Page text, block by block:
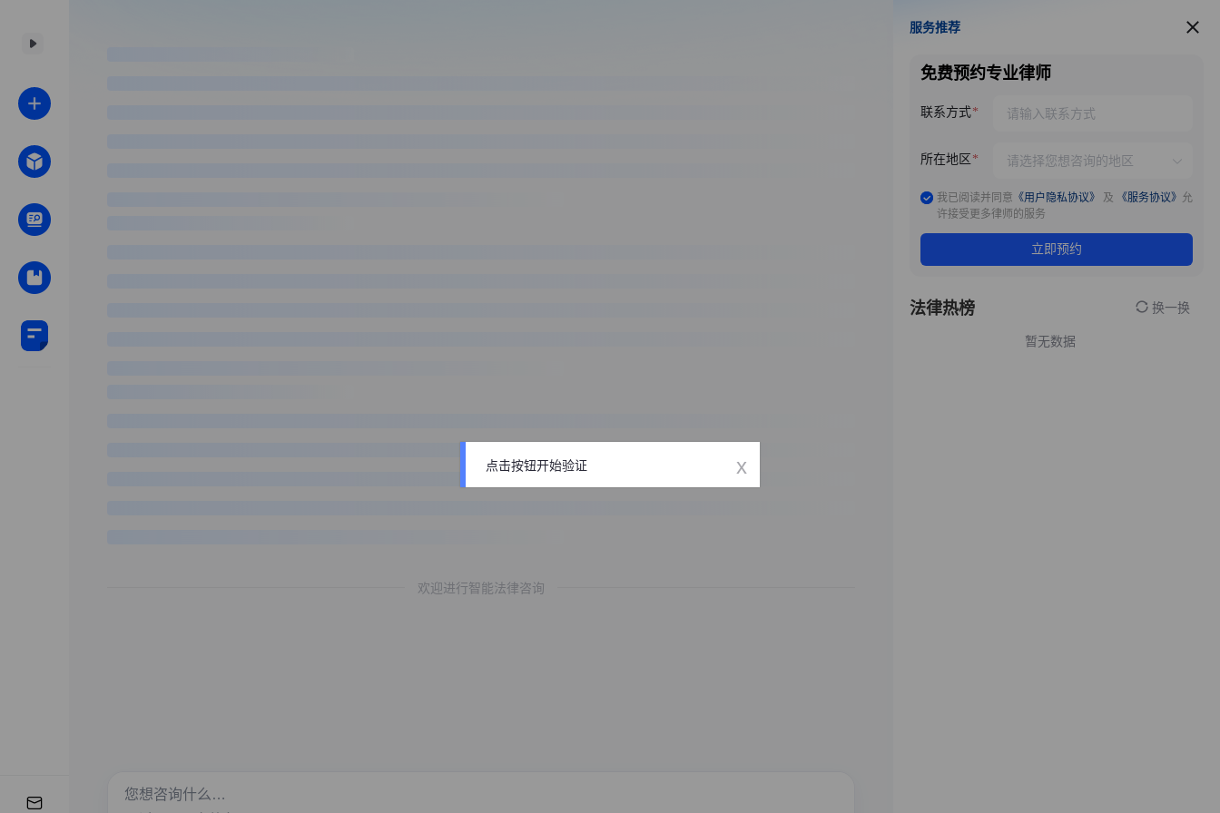
欢迎进行智能法律咨询
服务推荐
服务推荐
免费预约专业律师
联系方式
所在地区
我已阅读并同意 《用户隐私协议》 及 《服务协议》 允
许接受更多律师的服务
立即预约
法律热榜 换一换
暂无数据
点击按钮开始验证 x